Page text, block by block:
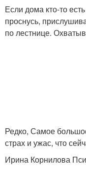
Если дома кто-то
проснусь,
по лестнице.
Редко, Самое
страх и ужас, что
Ирина Корнилова